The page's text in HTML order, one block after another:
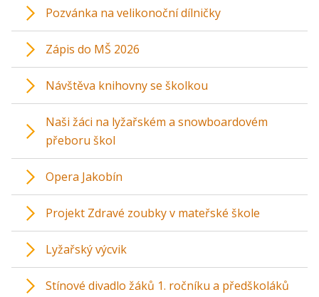
Pozvánka na velikonoční dílničky
Zápis do MŠ 2026
Návštěva knihovny se školkou
Naši žáci na lyžařském a snowboardovém
přeboru škol
Opera Jakobín
Projekt Zdravé zoubky v mateřské škole
Lyžařský výcvik
Stínové divadlo žáků 1. ročníku a předškoláků